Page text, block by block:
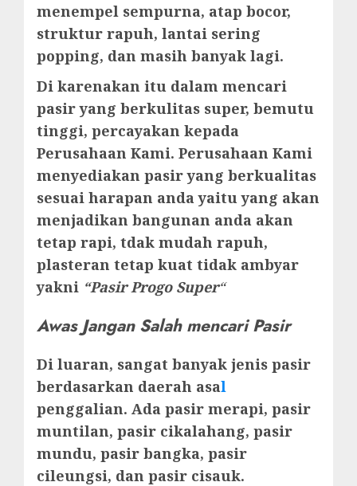
menempel sempurna, atap bocor,
struktur rapuh, lantai sering
popping, dan masih banyak lagi.
Di karenakan itu dalam mencari
pasir yang berkulitas super, bemutu
tinggi, percayakan kepada
Perusahaan Kami. Perusahaan Kami
menyediakan pasir yang berkualitas
sesuai harapan anda yaitu yang akan
menjadikan bangunan anda akan
tetap rapi, tdak mudah rapuh,
plasteran tetap kuat tidak ambyar
yakni “Pasir Progo Super“
Awas Jangan Salah mencari Pasir
Di luaran, sangat banyak jenis pasir
berdasarkan daerah asal
penggalian. Ada pasir merapi, pasir
muntilan, pasir cikalahang, pasir
mundu, pasir bangka, pasir
cileungsi, dan pasir cisauk.